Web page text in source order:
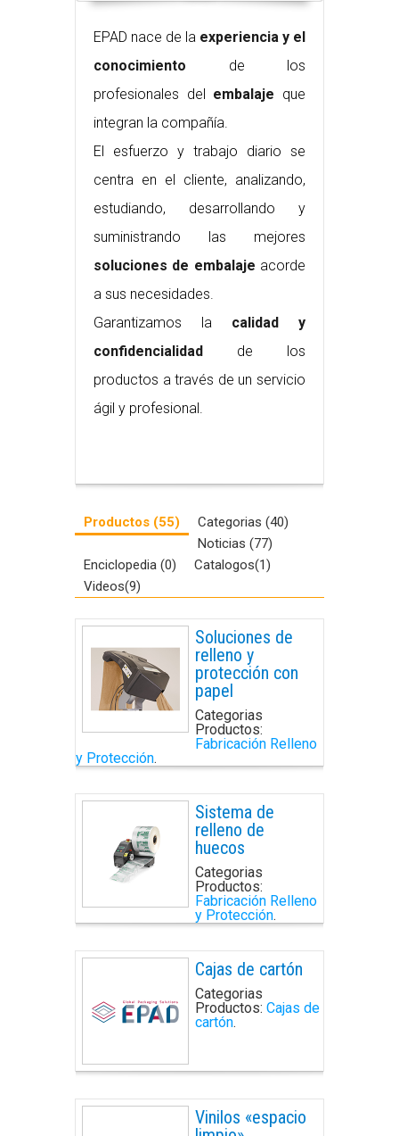
EPAD nace de la experiencia y el
conocimiento de los
profesionales del embalaje que
integran la compañía.
El esfuerzo y trabajo diario se
centra en el cliente, analizando,
estudiando, desarrollando y
suministrando las mejores
soluciones de embalaje acorde
a sus necesidades.
Garantizamos la calidad y
confidencialidad de los
productos a través de un servicio
ágil y profesional.
Productos (55)
Categorias (40)
Noticias (77)
Enciclopedia (0)
Catalogos(1)
Videos(9)
Soluciones de
relleno y
protección con
papel
Categorias
Productos:
Fabricación Relleno
y Protección.
Sistema de
relleno de
huecos
Categorias
Productos:
Fabricación Relleno
y Protección.
Cajas de cartón
Categorias
Productos: Cajas de
cartón.
Vinilos «espacio